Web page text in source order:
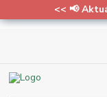
<< 📢